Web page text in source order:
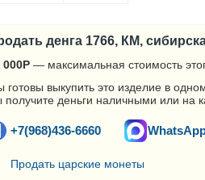
денга 1766, КМ,
000Р — максимальная стоимость
готовы выкупить это изделие в
получите деньги наличными или на
+7(968)436-6660
Продать царские монеты